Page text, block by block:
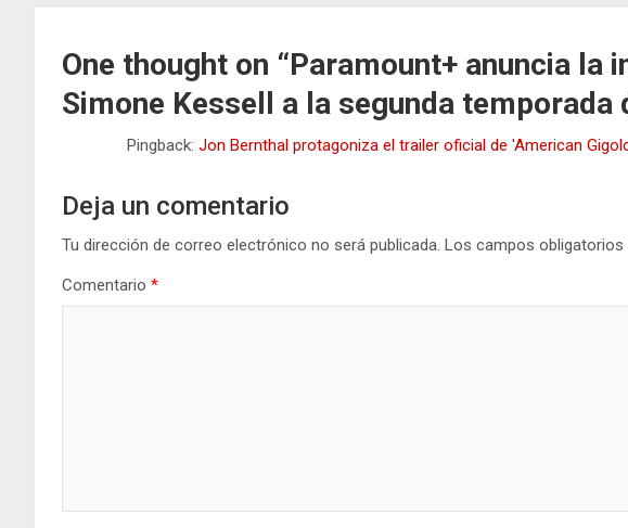
One thought on “Paramount+ anuncia la
Simone Kessell a la segunda temporada
Pingback: Jon Bernthal protagoniza el trailer oficial de 'American
Deja un comentario
Tu dirección de correo electrónico no será publicada. Los campos
Comentario *